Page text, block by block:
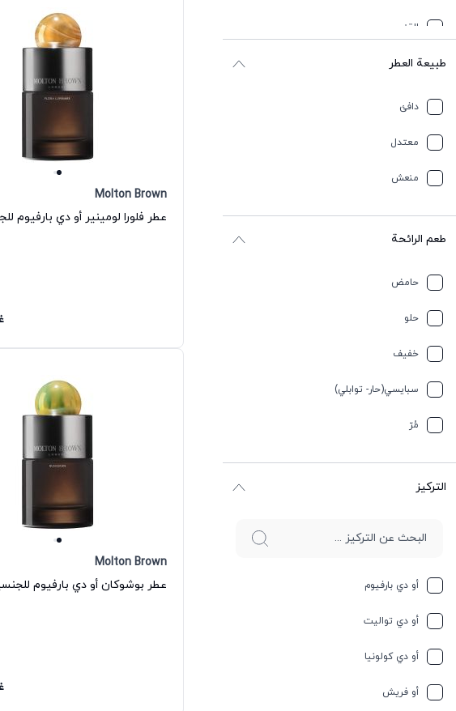
القنب
باتشولي
بحري
بودري
تبغ
ترابي
تيربيني
جلد
جوز الهند
حامِض
طبيعة العطر
دافئ
معتدل
منعش
طعم الرائحة
حامض
حلو
خفیف
سبایسي(حار- توابلي)
مُرّ
التركيز
أو دي بارفيوم
أو دي تواليت
أو دي كولونيا
أو فريش
Molton Brown
Molton Brown